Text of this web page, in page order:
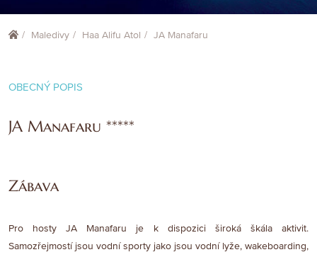
Maledivy Haa Alifu Atol JA Manafaru
OBECNÝ POPIS
JA Manafaru *****
Zábava
Pro hosty JA Manafaru je k dispozici široká škála aktivit.
Samozřejmostí jsou vodní sporty jako jsou vodní lyže, wakeboarding,